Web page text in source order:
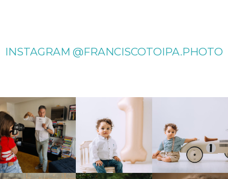
INSTAGRAM @FRANCISCOTOIPA.PHOTO